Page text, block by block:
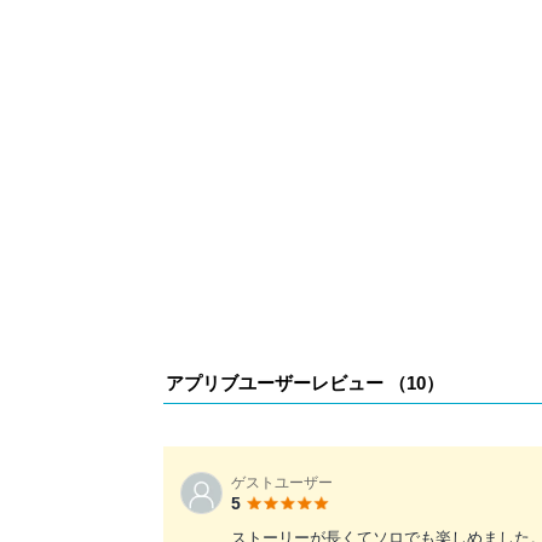
アプリブユーザーレビュー （10）
ゲストユーザー
5
ストーリーが長くてソロでも楽しめました